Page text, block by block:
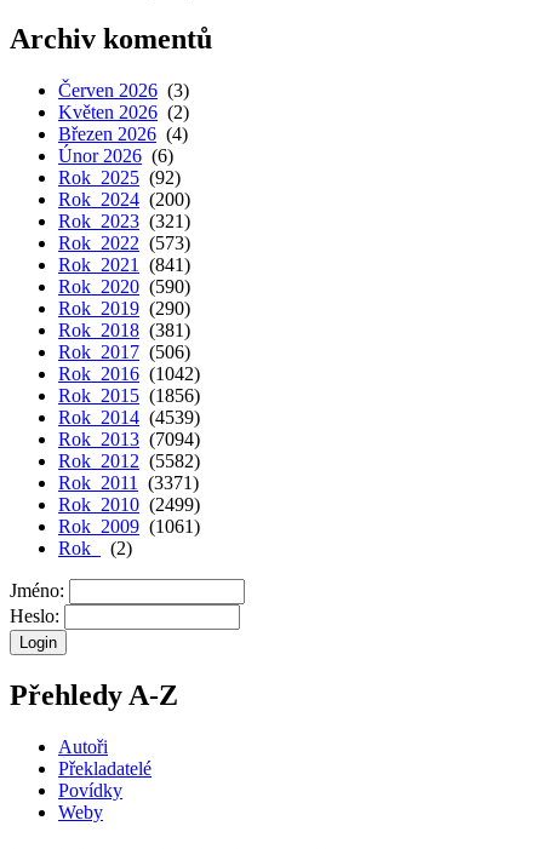
Archiv komentů
Červen 2026 (3)
Květen 2026 (2)
Březen 2026 (4)
Únor 2026 (6)
Rok 2025 (92)
Rok 2024 (200)
Rok 2023 (321)
Rok 2022 (573)
Rok 2021
(841)
Rok 2020 (590)
Rok 2019 (290)
Rok 2018 (381)
Rok 2017 (506)
Rok 2016 (1042)
Rok 2015 (1856)
Rok 2014 (4539)
Rok 2013 (7094)
Rok 2012 (5582)
Rok 2011
(3371)
Rok 2010 (2499)
Rok 2009 (1061)
Rok
(2)
Jméno:
Heslo:
Přehledy A-Z
Autoři
Překladatelé
Povídky
Weby